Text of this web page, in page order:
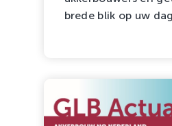
brede blik op uw